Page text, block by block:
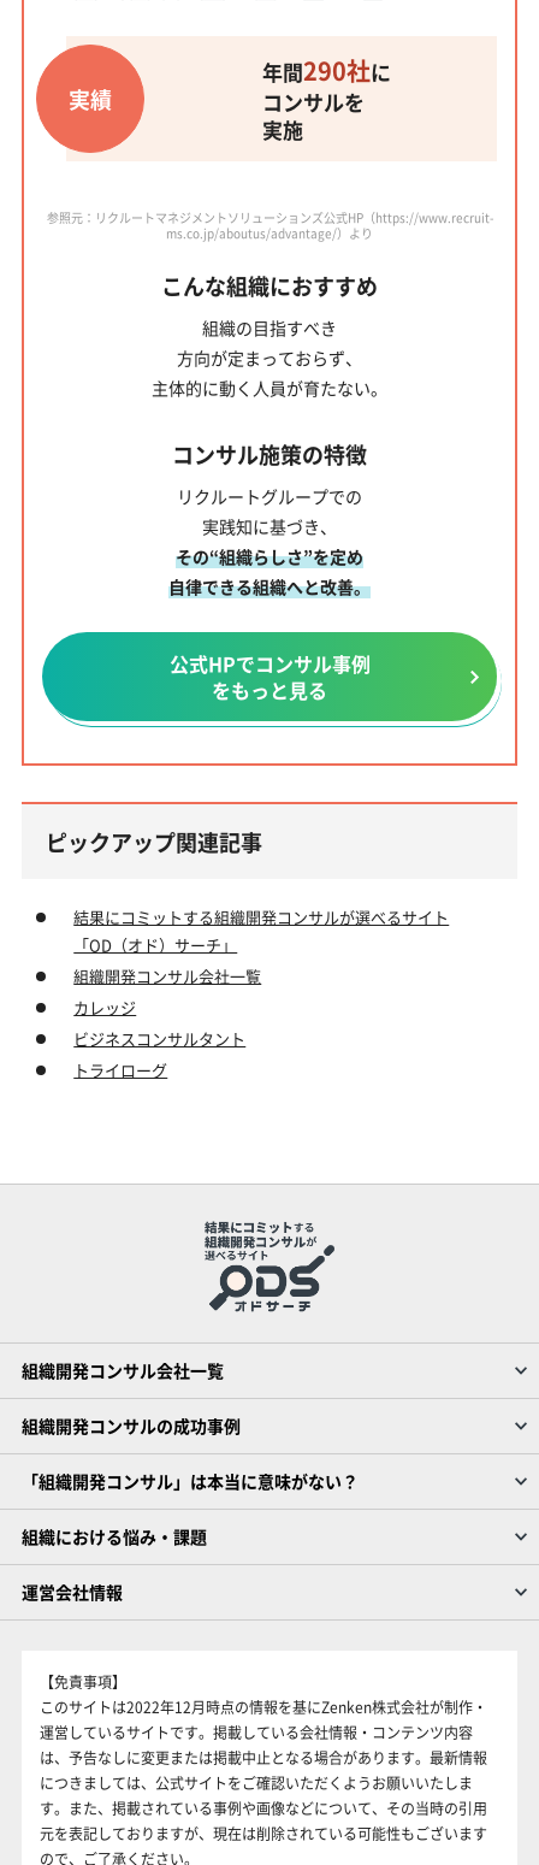
実績
年間290社に
コンサルを
実施
参照元：リクルートマネジメントソリューションズ公式HP（https://www.recruit-
ms.co.jp/aboutus/advantage/）より
こんな組織におすすめ
組織の目指すべき
方向が定まっておらず、
主体的に動く人員が育たない。
コンサル施策の特徴
リクルートグループでの
実践知に基づき、
その“組織らしさ”を定め
自律できる組織へと改善。
公式HPでコンサル事例
をもっと見る
ピックアップ関連記事
結果にコミットする組織開発コンサルが選べるサイト
「OD（オド）サーチ」
組織開発コンサル会社一覧
カレッジ
ビジネスコンサルタント
トライローグ
組織開発コンサル会社一覧
組織開発コンサルの成功事例
「組織開発コンサル」は本当に意味がない？
組織における悩み・課題
運営会社情報
【免責事項】
このサイトは2022年12月時点の情報を基にZenken株式会社が制作・
運営しているサイトです。掲載している会社情報・コンテンツ内容
は、予告なしに変更または掲載中止となる場合があります。最新情報
につきましては、公式サイトをご確認いただくようお願いいたしま
す。また、掲載されている事例や画像などについて、その当時の引用
元を表記しておりますが、現在は削除されている可能性もございます
ので、ご了承ください。